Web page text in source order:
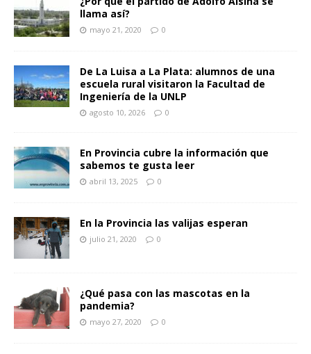
llama así?
mayo 21, 2020 0
De La Luisa a La Plata: alumnos de una
escuela rural visitaron la Facultad de
Ingeniería de la UNLP
agosto 10, 2026 0
En Provincia cubre la información que
sabemos te gusta leer
abril 13, 2025 0
En la Provincia las valijas esperan
julio 21, 2020 0
¿Qué pasa con las mascotas en la
pandemia?
mayo 27, 2020 0